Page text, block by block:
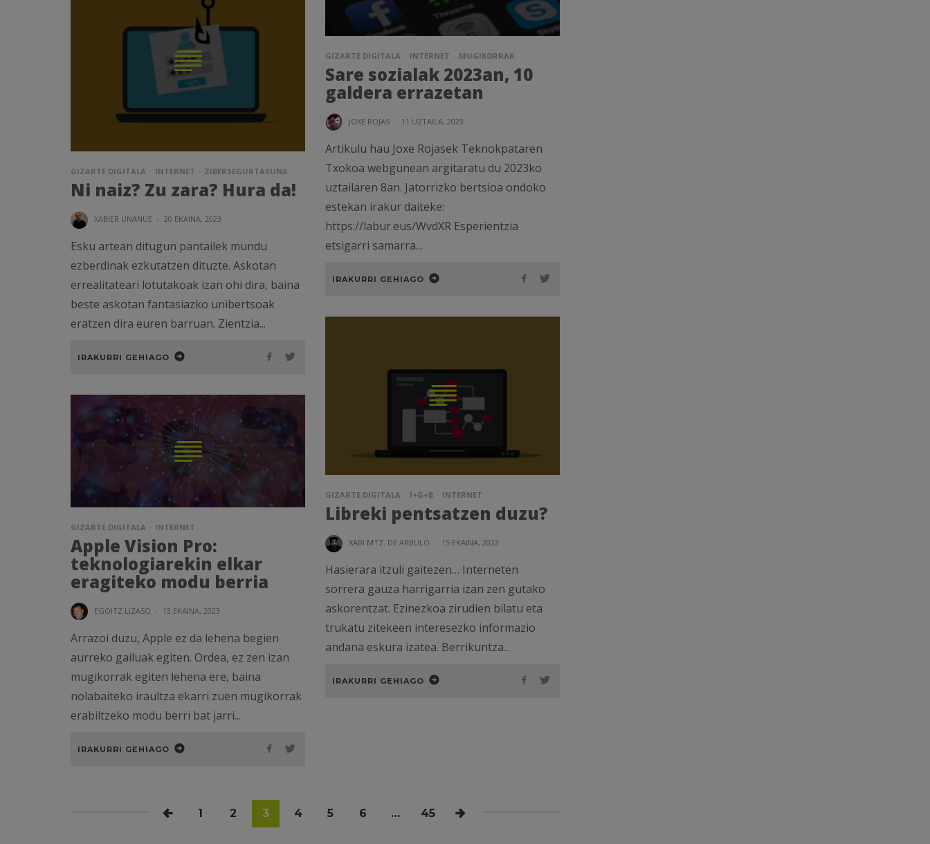
GIZARTE DIGITALA INTERNET MUGIKORRAK
Sare sozialak 2023an, 10
galdera errazetan
JOXE ROJAS · 11 UZTAILA, 2023
Artikulu hau Joxe Rojasek Teknokpataren
Txokoa webgunean argitaratu du 2023ko
uztailaren 8an. Jatorrizko bertsioa ondoko
estekan irakur daiteke:
https://labur.eus/WvdXR Esperientzia
etsigarri samarra...
IRAKURRI GEHIAGO
GIZARTE DIGITALA INTERNET ZIBERSEGURTASUNA
Ni naiz? Zu zara? Hura da!
XABIER UNANUE · 20 EKAINA, 2023
Esku artean ditugun pantailek mundu
ezberdinak ezkutatzen dituzte. Askotan
errealitateari lotutakoak izan ohi dira, baina
beste askotan fantasiazko unibertsoak
eratzen dira euren barruan. Zientzia...
IRAKURRI GEHIAGO
GIZARTE DIGITALA I+G+B INTERNET
Libreki pentsatzen duzu?
XABI MTZ. DE ARBULO · 15 EKAINA, 2023
Hasierara itzuli gaitezen… Interneten
sorrera gauza harrigarria izan zen gutako
askorentzat. Ezinezkoa zirudien bilatu eta
trukatu zitekeen interesezko informazio
andana eskura izatea. Berrikuntza...
IRAKURRI GEHIAGO
GIZARTE DIGITALA INTERNET
Apple Vision Pro:
teknologiarekin elkar
eragiteko modu berria
EGOITZ LIZASO · 13 EKAINA, 2023
Arrazoi duzu, Apple ez da lehena begien
aurreko gailuak egiten. Ordea, ez zen izan
mugikorrak egiten lehena ere, baina
nolabaiteko iraultza ekarri zuen mugikorrak
erabiltzeko modu berri bat jarri...
IRAKURRI GEHIAGO
1 2 3 4 5 6 … 45